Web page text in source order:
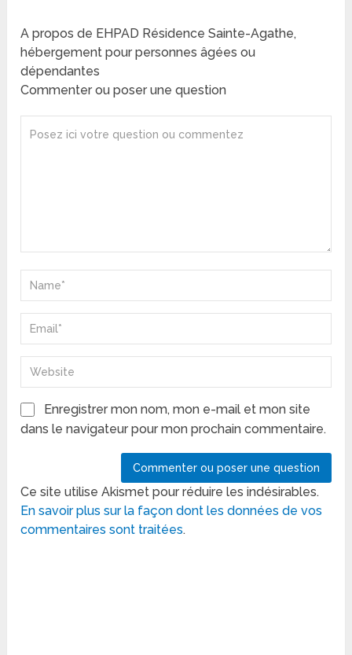
A propos de EHPAD Résidence Sainte-Agathe,
hébergement pour personnes âgées ou
dépendantes
Commenter ou poser une question
Enregistrer mon nom, mon e-mail et mon site
dans le navigateur pour mon prochain commentaire.
Ce site utilise Akismet pour réduire les indésirables.
En savoir plus sur la façon dont les données de vos
commentaires sont traitées.